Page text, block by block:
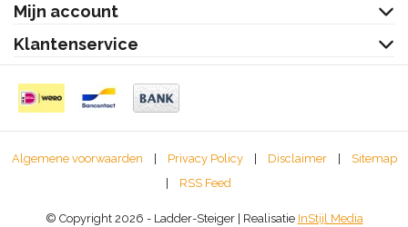
Mijn account
Klantenservice
Algemene voorwaarden | Privacy Policy | Disclaimer |
Sitemap
|
RSS Feed
© Copyright 2026 - Ladder-Steiger | Realisatie InStijl Media